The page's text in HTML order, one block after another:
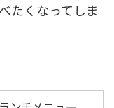
たくなってしま